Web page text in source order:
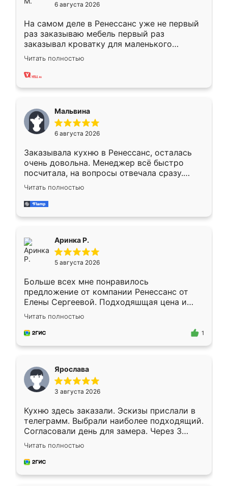
6 августа 2026
На самом деле в Ренессанс уже не первый
раз заказываю мебель первый раз
заказывал кроватку для маленького
ребёнка при его рождении ,во второй раз
заказал шкаф-купе. По качеству очень
хорошее сборка достаточно быстрая,
меньше, здесь же он более разнообразный.
Мне нравится ,если что-то потребуется из
мебели буду заказывать только здесь.
Читать полностью
Мальвина
6 августа 2026
Заказывала кухню в Ренессанс, осталась
очень довольна. Менеджер всё быстро
посчитала, на вопросы отвечала сразу.
Замерщик приехал в субботу, подошёл к
делу со всей ответственностью. Собрали
за день, ребята работали аккуратно, даже
Читать полностью
Аринка Р.
5 августа 2026
Больше всех мне понравилось
предложение от компании Ренессанс от
Елены Сергеевой. Подходяшщая цена и
короткие сроки изготовления. Приехавший
для замера сотрудник Владислав
предложил по моему эскизу самый
Читать полностью
1
Ярослава
3 августа 2026
Кухню здесь заказали. Эскизы прислали в
телеграмм. Выбрали наиболее подходящий.
Согласовали день для замера. Через 3
недели кухня была уже готова. Остались
довольны работой. Спасибо Ренессанс
мебель за качественную работу!
Читать полностью